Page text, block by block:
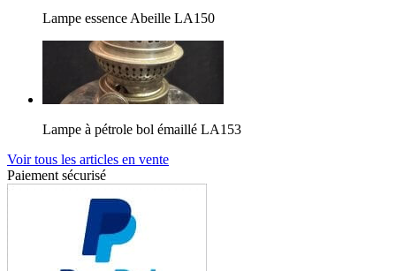
Lampe essence Abeille LA150
Lampe à pétrole bol émaillé LA153
Voir tous les articles en vente
Paiement sécurisé